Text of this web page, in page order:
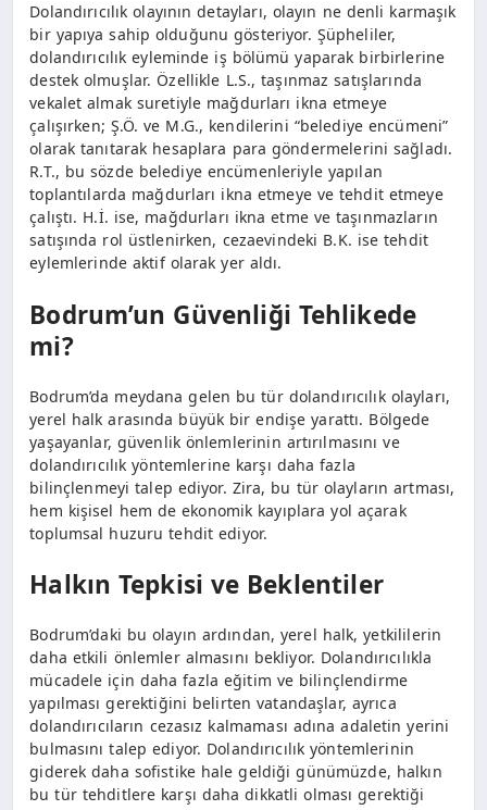
Dolandırıcılık olayının detayları, olayın ne denli karmaşık
bir yapıya sahip olduğunu gösteriyor. Şüpheliler,
dolandırıcılık eyleminde iş bölümü yaparak birbirlerine
destek olmuşlar. Özellikle L.S., taşınmaz satışlarında
vekalet almak suretiyle mağdurları ikna etmeye
çalışırken; Ş.Ö. ve M.G., kendilerini “belediye encümeni”
olarak tanıtarak hesaplara para göndermelerini sağladı.
R.T., bu sözde belediye encümenleriyle yapılan
toplantılarda mağdurları ikna etmeye ve tehdit etmeye
çalıştı. H.İ. ise, mağdurları ikna etme ve taşınmazların
satışında rol üstlenirken, cezaevindeki B.K. ise tehdit
eylemlerinde aktif olarak yer aldı.
Bodrum’un Güvenliği Tehlikede
mi?
Bodrum’da meydana gelen bu tür dolandırıcılık olayları,
yerel halk arasında büyük bir endişe yarattı. Bölgede
yaşayanlar, güvenlik önlemlerinin artırılmasını ve
dolandırıcılık yöntemlerine karşı daha fazla
bilinçlenmeyi talep ediyor. Zira, bu tür olayların artması,
hem kişisel hem de ekonomik kayıplara yol açarak
toplumsal huzuru tehdit ediyor.
Halkın Tepkisi ve Beklentiler
Bodrum’daki bu olayın ardından, yerel halk, yetkililerin
daha etkili önlemler almasını bekliyor. Dolandırıcılıkla
mücadele için daha fazla eğitim ve bilinçlendirme
yapılması gerektiğini belirten vatandaşlar, ayrıca
dolandırıcıların cezasız kalmaması adına adaletin yerini
bulmasını talep ediyor. Dolandırıcılık yöntemlerinin
giderek daha sofistike hale geldiği günümüzde, halkın
bu tür tehditlere karşı daha dikkatli olması gerektiği